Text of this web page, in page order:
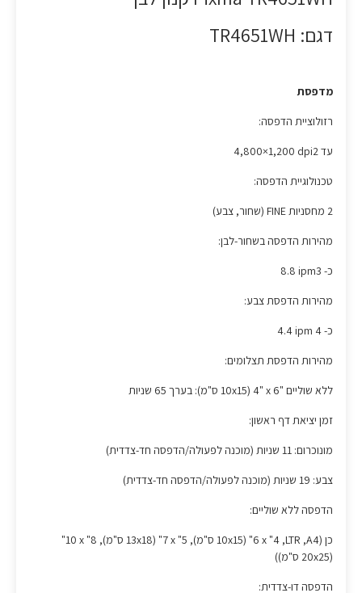
דגם: TR4651WH
מדפסת
רזולוציית הדפסה:
עד ‎4,800×1,200 dpi2‎
טכנולוגיית הדפסה:
2 מחסניות FINE (שחור, צבע)
מהירות הדפסה בשחור-לבן:
כ- ‎8.8 ipm3‎
מהירות הדפסת צבע:
כ- ‎4.4 ipm 4‎
מהירות הדפסת תצלומים:
ללא שוליים ‎4" x 6"‎ (10x15 ס"מ): בערך 65 שניות
זמן יציאת דף ראשון:
מונוכרום: 11 שניות (מוכנה לפעולה/הדפסה חד-צדדית)
צבע: 19 שניות (מוכנה לפעולה/הדפסה חד-צדדית)
הדפסה ללא שוליים:
כן (A4, ‏LTR, ‏4" x ‏6" ‏(10x15 ס"מ), 5" x ‏7" (13x18 ס"מ), 8" x ‏10"
(20x25 ס"מ))
הדפסה דו-צדדית: